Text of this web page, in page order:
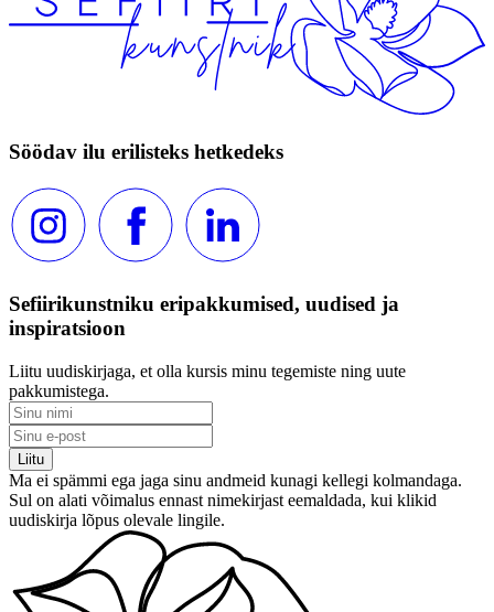
Söödav ilu erilisteks hetkedeks
Sefiirikunstniku eripakkumised, uudised ja
inspiratsioon
Liitu uudiskirjaga, et olla kursis minu tegemiste ning uute
pakkumistega.
Ma ei spämmi ega jaga sinu andmeid kunagi kellegi kolmandaga.
Sul on alati võimalus ennast nimekirjast eemaldada, kui klikid
uudiskirja lõpus olevale lingile.